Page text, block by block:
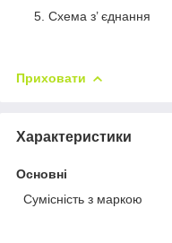
Схема з’ єднання
Приховати
Характеристики
Основні
Сумісність з маркою